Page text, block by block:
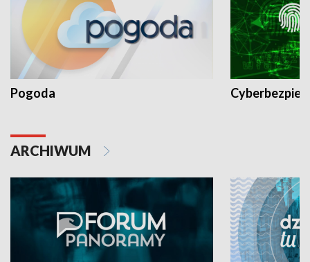
Pogoda
ARCHIWUM